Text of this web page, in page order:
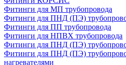
Фитинги для МП трубопровода
Фитинги для ПНД (ПЭ)
Фитинги для ПП трубопровода
Фитинги для НПВХ трубопровода
Фитинги для ПНД (ПЭ)
Фитинги для ПНД (ПЭ)
нагревателями